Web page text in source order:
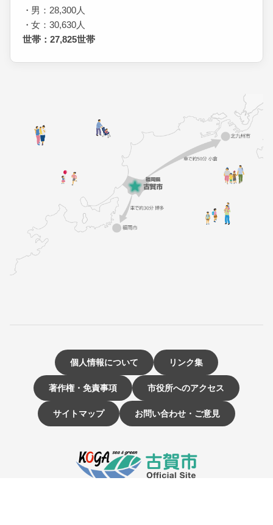
男：28,300人
女：30,630人
世帯：27,825世帯
個人情報について リンク集
著作権・免責事項 市役所へのアクセス
サイトマップ お問い合わせ・ご意見